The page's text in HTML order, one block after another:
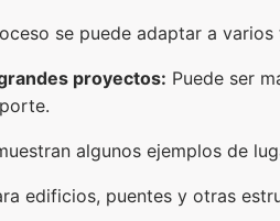
se puede adaptar a
proyectos: Puede ser
algunos ejemplos de
edificios, puentes y otras